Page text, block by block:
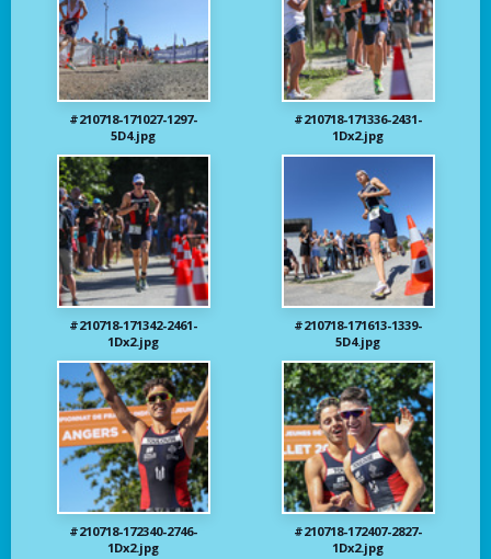
#210718-171027-1297-
5D4.jpg
#210718-171336-2431-
1Dx2.jpg
#210718-171342-2461-
1Dx2.jpg
#210718-171613-1339-
5D4.jpg
#210718-172340-2746-
1Dx2.jpg
#210718-172407-2827-
1Dx2.jpg